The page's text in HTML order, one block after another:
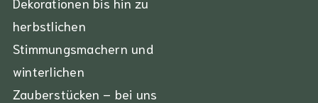
herbstlichen
Stimmungsmachern und
winterlichen
Zauberstücken – bei uns